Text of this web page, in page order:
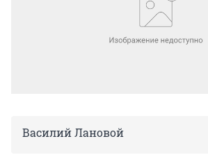
Василий Лановой